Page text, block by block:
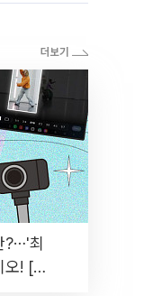
?⋯'최
오! [솔